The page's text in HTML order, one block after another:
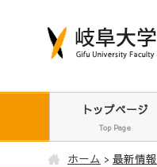
トップページ
Top Page
ホーム 最新情報